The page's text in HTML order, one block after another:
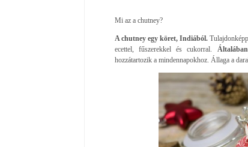
Mi az a chutney?
A chutney egy köret, Indiából.
ecettel, fűszerekkel és cukorral.
hozzátartozik a mindennapokhoz. Állaga a